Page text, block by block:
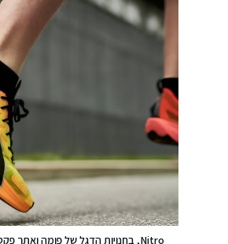
Nitro, בחנויות הדגל של פומה ואתר פקטורי 54, צילום באדיבות המותג